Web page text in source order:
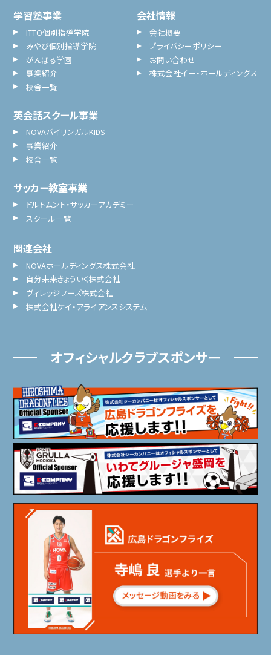
学習塾事業
ITTO個別指導学院
みやび個別指導学院
がんばる学園
事業紹介
校舎一覧
英会話スクール事業
NOVAバイリンガルKIDS
事業紹介
校舎一覧
サッカー教室事業
ドルトムント・サッカーアカデミー
スクール一覧
会社情報
会社概要
プライバシーポリシー
お問い合わせ
株式会社イー・ホールディングス
関連会社
NOVAホールディングス株式会社
自分未来きょういく株式会社
ヴィレッジフーズ株式会社
株式会社ケイ・アライアンスシステム
オフィシャルクラブスポンサー